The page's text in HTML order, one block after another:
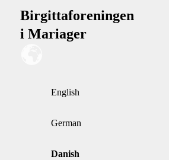
Birgittaforeningen
i Mariager
English
German
Danish